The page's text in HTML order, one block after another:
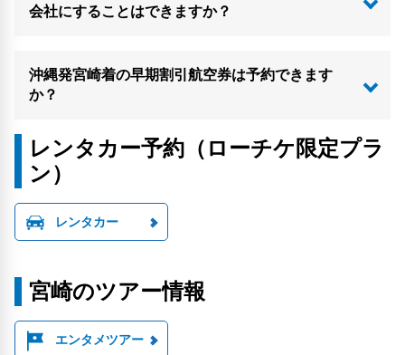
会社にすることはできますか？
沖縄発宮崎着の早期割引航空券は予約できます
か？
レンタカー予約（ローチケ限定プラ
ン）
レンタカー
宮崎のツアー情報
エンタメツアー